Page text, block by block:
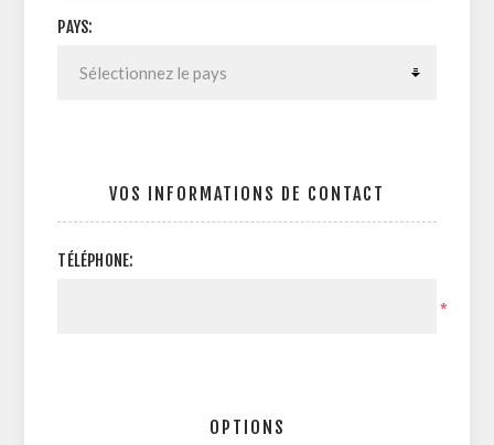
PAYS:
VOS INFORMATIONS DE CONTACT
TÉLÉPHONE:
*
OPTIONS